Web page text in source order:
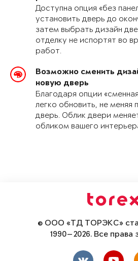
Доступна опция «без
установить дверь до
затем выбрать дизайн
отделку не испортят во
работ.
Возможно сменить
новую дверь
Благодаря опции
легко обновить, не меняя
дверь. Облик двери
обликом вашего
© ООО «ТД ТОРЭКС»
1990—2026. Все